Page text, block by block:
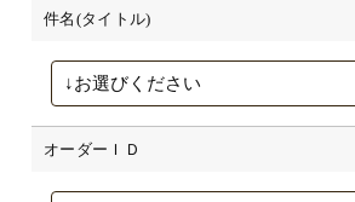
件名(タイトル)
オーダーＩＤ